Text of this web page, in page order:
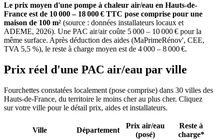
Le prix moyen d'une pompe à chaleur air/eau en Hauts-de-
France est de 10 000 – 18 000 € TTC pose comprise pour une
maison de 100 m² (source : données installateurs locaux et
ADEME, 2026). Une PAC air/air coûte 5 000 – 10 000 € pour la
même surface. Après déduction des aides (MaPrimeRénov', CEE,
TVA 5,5 %), le reste à charge moyen est de 4 000 – 8 000 €.
Prix réel d'une PAC air/eau par ville
Fourchettes constatées localement (pose comprise) dans 30 villes des
Hauts-de-France, du territoire le moins cher au plus cher. Cliquez
sur votre ville pour le détail prix, aides et installateurs.
Ville Département
Prix air/eau
(posé)
Reste à
charge*